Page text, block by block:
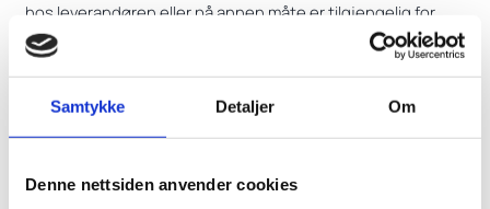
Samtykke Detaljer Om
Denne nettsiden anvender cookies
hos leverandøren eller på annen måte er tilgjengelig for
leverandøren i henhold til kontrakten med oss.
Leverandørene opptrer i henhold til databehandleravtale
og under vår instruks. Leverandøren kan bare benytte
personopplysningene for de formålene vi har bestemt og
Vi kan også bruke leverandører som befinner seg i land